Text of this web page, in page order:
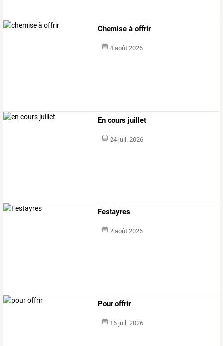
Chemise à offrir
4 août 2026
En cours juillet
24 juil. 2026
Festayres
2 août 2026
Pour offrir
16 juil. 2026